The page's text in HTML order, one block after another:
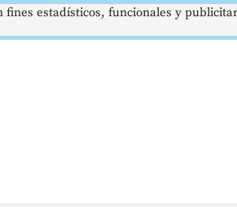
estadísticos, funcionales y